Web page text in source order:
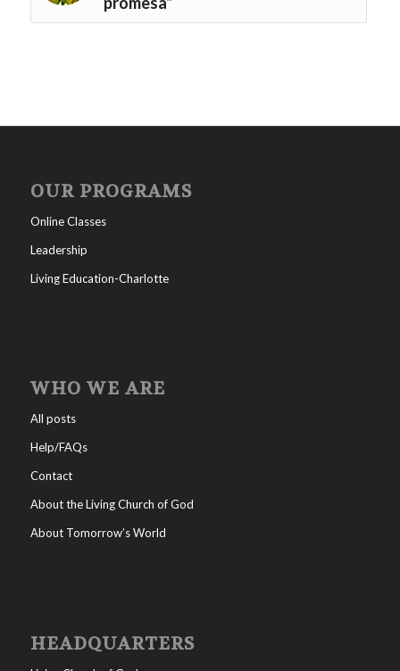
OUR PROGRAMS
Online Classes
Leadership
Living Education-Charlotte
WHO WE ARE
All posts
Help/FAQs
Contact
About the Living Church of God
About Tomorrow’s World
HEADQUARTERS